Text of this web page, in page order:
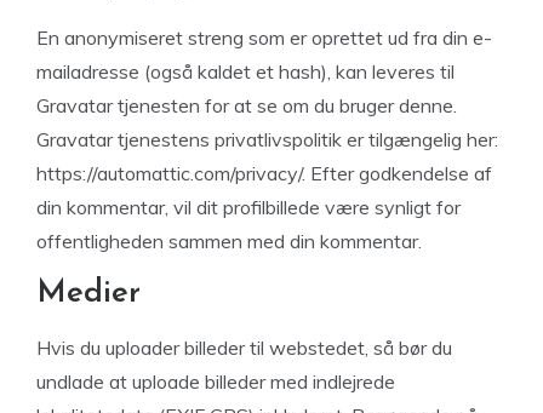
En anonymiseret streng som er oprettet ud fra din e-
mailadresse (også kaldet et hash), kan leveres til
Gravatar tjenesten for at se om du bruger denne.
Gravatar tjenestens privatlivspolitik er tilgængelig her:
https://automattic.com/privacy/. Efter godkendelse af
din kommentar, vil dit profilbillede være synligt for
offentligheden sammen med din kommentar.
Medier
Hvis du uploader billeder til webstedet, så bør du
undlade at uploade billeder med indlejrede